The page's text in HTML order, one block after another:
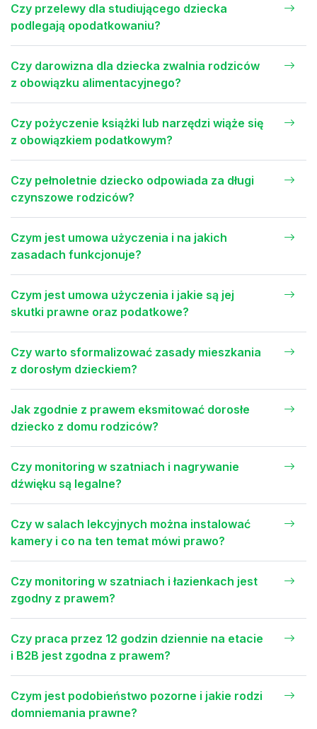
Czy przelewy dla studiującego dziecka
podlegają opodatkowaniu?
Czy darowizna dla dziecka zwalnia rodziców
z obowiązku alimentacyjnego?
Czy pożyczenie książki lub narzędzi wiąże się
z obowiązkiem podatkowym?
Czy pełnoletnie dziecko odpowiada za długi
czynszowe rodziców?
Czym jest umowa użyczenia i na jakich
zasadach funkcjonuje?
Czym jest umowa użyczenia i jakie są jej
skutki prawne oraz podatkowe?
Czy warto sformalizować zasady mieszkania
z dorosłym dzieckiem?
Jak zgodnie z prawem eksmitować dorosłe
dziecko z domu rodziców?
Czy monitoring w szatniach i nagrywanie
dźwięku są legalne?
Czy w salach lekcyjnych można instalować
kamery i co na ten temat mówi prawo?
Czy monitoring w szatniach i łazienkach jest
zgodny z prawem?
Czy praca przez 12 godzin dziennie na etacie
i B2B jest zgodna z prawem?
Czym jest podobieństwo pozorne i jakie rodzi
domniemania prawne?